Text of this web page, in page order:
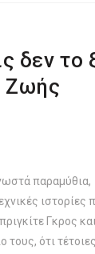
δεν το
Ζωής
παραμύθια,
ιστορίες
Γκρος
τους, ότι τέτοιες